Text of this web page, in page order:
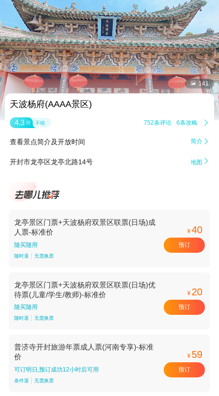
 141
天波杨府(AAAA景区)
4.3 分 不错 752条评论 6条攻略 
查看景点简介及开放时间 简介 
开封市龙亭区龙亭北路14号 地图 
龙亭景区门票+天波杨府双景区联票(日场)成
人票-标准价
随买随用
随时退 无需换票
¥40
预订
龙亭景区门票+天波杨府双景区联票(日场)优
待票(儿童/学生/教师)-标准价
随买随用
随时退 无需换票
¥ 20
预订
普济寺开封旅游年票成人票(河南专享)-标准
价
可订明日,预订成功12小时后可用
条件退 无需换票
¥ 59
预订
